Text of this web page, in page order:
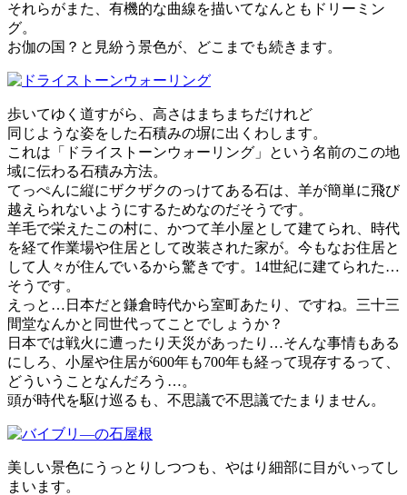
それらがまた、有機的な曲線を描いてなんともドリーミン
グ。
お伽の国？と見紛う景色が、どこまでも続きます。
歩いてゆく道すがら、高さはまちまちだけれど
同じような姿をした石積みの塀に出くわします。
これは「ドライストーンウォーリング」という名前のこの地
域に伝わる石積み方法。
てっぺんに縦にザクザクのっけてある石は、羊が簡単に飛び
越えられないようにするためなのだそうです。
羊毛で栄えたこの村に、かつて羊小屋として建てられ、時代
を経て作業場や住居として改装された家が。今もなお住居と
して人々が住んでいるから驚きです。14世紀に建てられた…
そうです。
えっと…日本だと鎌倉時代から室町あたり、ですね。三十三
間堂なんかと同世代ってことでしょうか？
日本では戦火に遭ったり天災があったり…そんな事情もある
にしろ、小屋や住居が600年も700年も経って現存するって、
どういうことなんだろう…。
頭が時代を駆け巡るも、不思議で不思議でたまりません。
美しい景色にうっとりしつつも、やはり細部に目がいってし
まいます。